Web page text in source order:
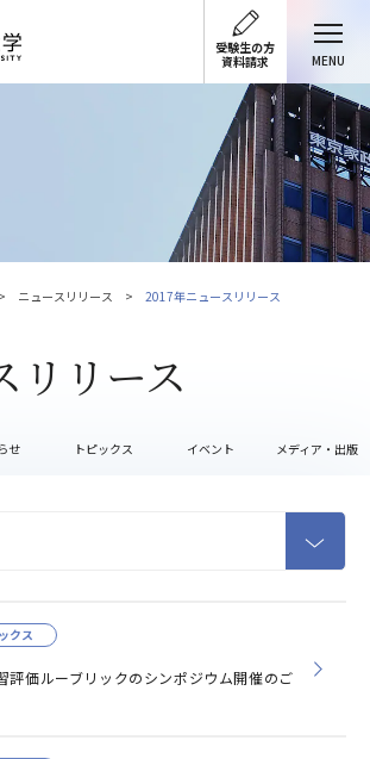
受験生の方
資料請求
MENU
ニュースリリース 2017年ニュースリリース
リリース
せ トピックス イベント メディア・出版
評価ルーブリックのシンポジウム開催のご
クス